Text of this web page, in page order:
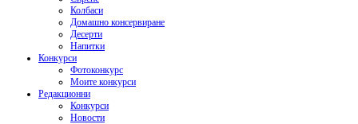
Колбаси
Домашно консервиране
Десерти
Напитки
Конкурси
Фотоконкурс
Моите конкурси
Редакционни
Конкурси
Новости